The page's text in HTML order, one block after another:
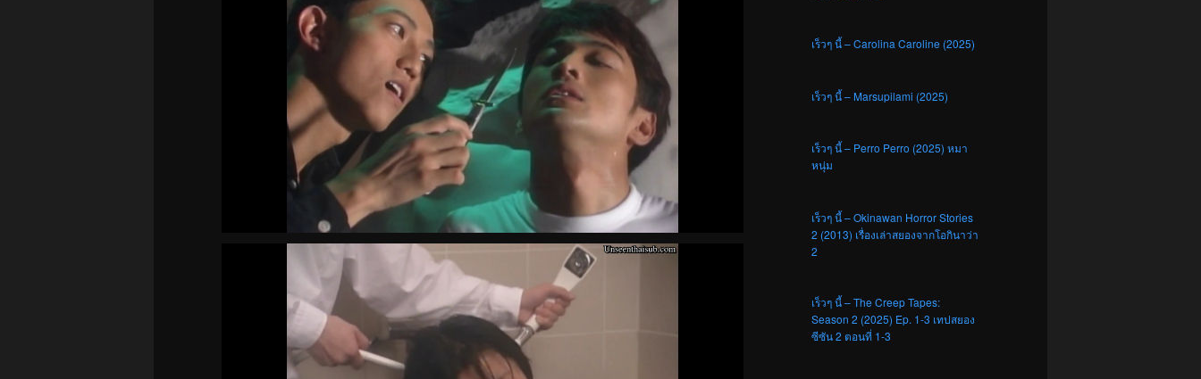
เร็วๆ นี้ – Carolina Caroline (2025)
เร็วๆ นี้ – Marsupilami (2025)
เร็วๆ นี้ – Perro Perro (2025) หมา
หนุ่ม
เร็วๆ นี้ – Okinawan Horror Stories
2 (2013) เรื่องเล่าสยองจากโอกินาว่า
2
เร็วๆ นี้ – The Creep Tapes:
Season 2 (2025) Ep. 1-3 เทปสยอง
ซีซัน 2 ตอนที่ 1-3